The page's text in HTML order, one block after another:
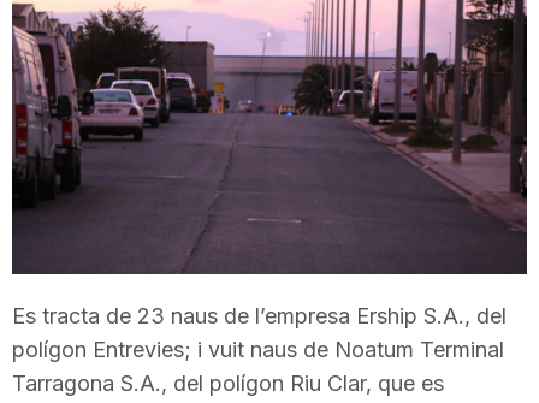
t
d
T
a
Es tracta de 23 naus de l’empresa Ership S.A., del
polígon Entrevies; i vuit naus de Noatum Terminal
Tarragona S.A., del polígon Riu Clar, que es